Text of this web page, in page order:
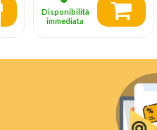
Disponibilità
immediata